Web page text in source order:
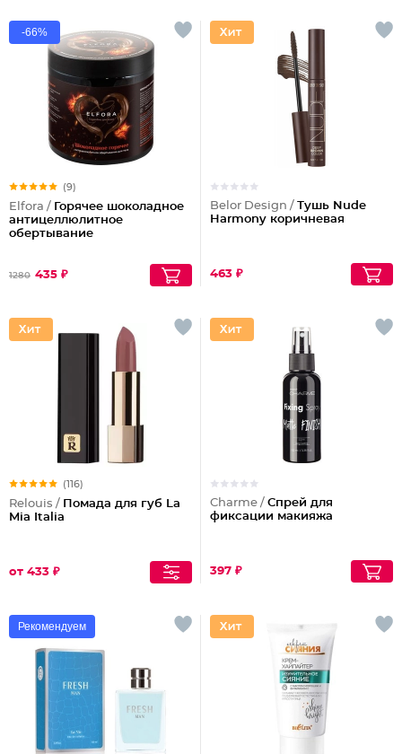
-66%
(9)
Elfora / Горячее шоколадное
антицеллюлитное
обертывание
1280 435 ₽
Belor Design / Тушь Nude
Harmony коричневая
463 ₽
(116)
Relouis / Помада для губ La
Mia Italia
от 433 ₽
Charme / Спрей для
фиксации макияжа
397 ₽
Рекомендуем